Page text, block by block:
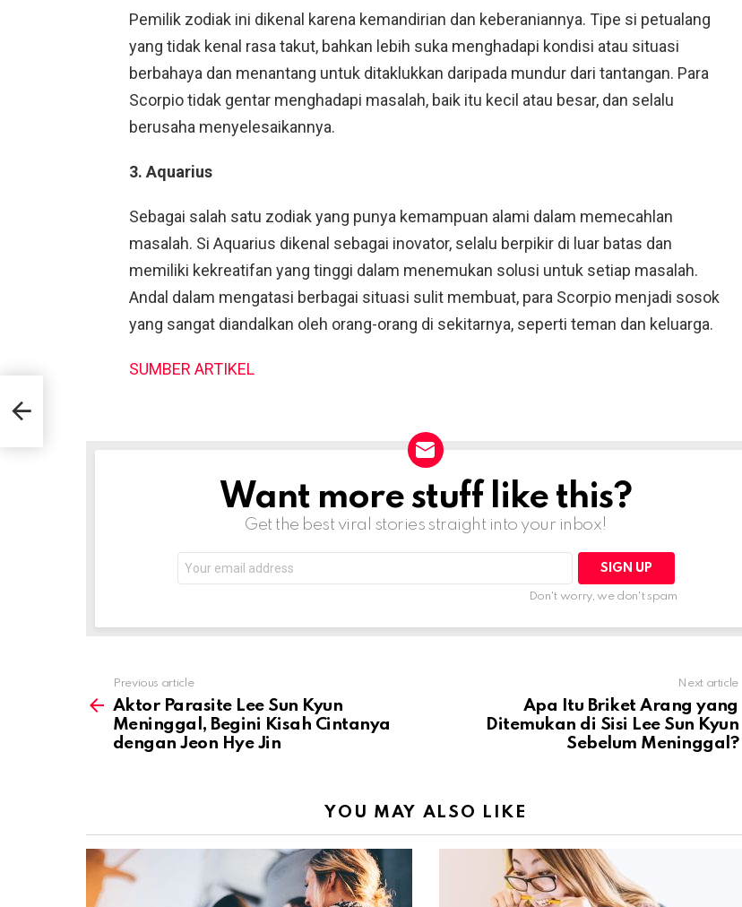
Pemilik zodiak ini dikenal karena kemandirian dan keberaniannya. Tipe si petualang
yang tidak kenal rasa takut, bahkan lebih suka menghadapi kondisi atau situasi
berbahaya dan menantang untuk ditaklukkan daripada mundur dari tantangan. Para
Scorpio tidak gentar menghadapi masalah, baik itu kecil atau besar, dan selalu
berusaha menyelesaikannya.
3. Aquarius
Sebagai salah satu zodiak yang punya kemampuan alami dalam memecahlan
masalah. Si Aquarius dikenal sebagai inovator, selalu berpikir di luar batas dan
memiliki kekreatifan yang tinggi dalam menemukan solusi untuk setiap masalah.
Andal dalam mengatasi berbagai situasi sulit membuat, para Scorpio menjadi sosok
yang sangat diandalkan oleh orang-orang di sekitarnya, seperti teman dan keluarga.
SUMBER ARTIKEL
NEWSLETTERWant more stuff like this?
Get the best viral stories straight into your inbox!
address:
Don't worry, we don't spam
more
Previous article
Aktor Parasite Lee Sun Kyun
Meninggal, Begini Kisah Cintanya
dengan Jeon Hye Jin
Next article
Apa Itu Briket Arang yang
Ditemukan di Sisi Lee Sun Kyun
Sebelum Meninggal?
YOU MAY ALSO LIKE